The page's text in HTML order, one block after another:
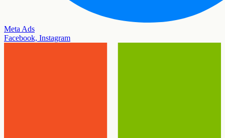
Meta Ads
Facebook, Instagram